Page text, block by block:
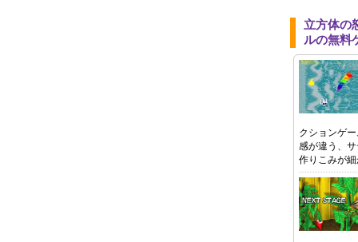
立方体の
ルの無料
クションゲ
感が違う、
作りこみが